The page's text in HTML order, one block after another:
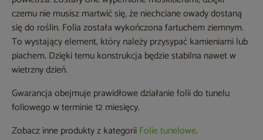
czemu nie musisz martwić się, że niechciane owady dostaną
się do roślin. Folia została wykończona fartuchem ziemnym.
To wystający element, który należy przysypać kamieniami lub
piachem. Dzięki temu konstrukcja będzie stabilna nawet w
wietrzny dzień.
Gwarancja obejmuje prawidłowe działanie folii do tunelu
foliowego w terminie 12 miesięcy.
Zobacz inne produkty z kategoriiFolie tunelowe.